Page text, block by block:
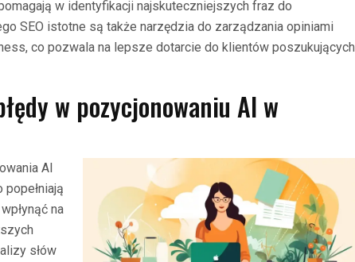
w identyfikacji najskuteczniejszych fraz do
SEO istotne są także narzędzia do zarządzania opiniami
co pozwala na lepsze dotarcie do klientów poszukujących
w pozycjonowaniu AI w
AI
na
słów